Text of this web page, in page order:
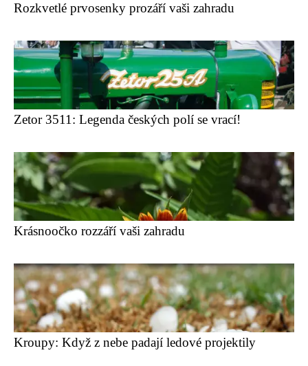
Rozkvetlé prvosenky prozáří vaši zahradu
Zetor 3511: Legenda českých polí se vrací!
Krásnoočko rozzáří vaši zahradu
Kroupy: Když z nebe padají ledové projektily